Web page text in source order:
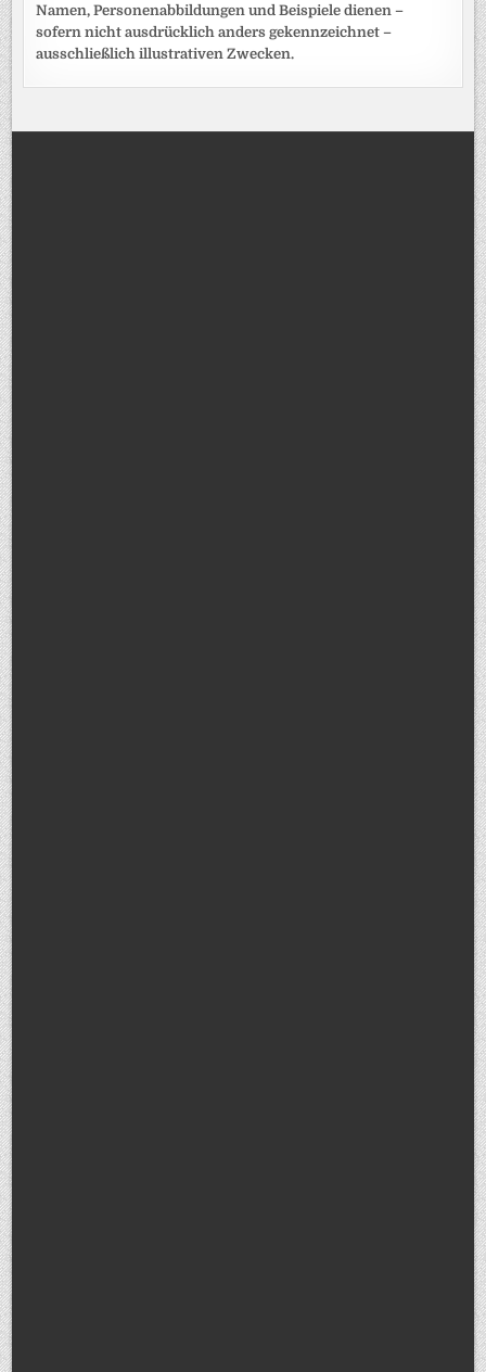
Namen, Personenabbildungen und Beispiele dienen –
sofern nicht ausdrücklich anders gekennzeichnet –
ausschließlich illustrativen Zwecken.